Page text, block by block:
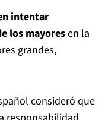
intentar
los mayoresen la
grandes,
consideró que